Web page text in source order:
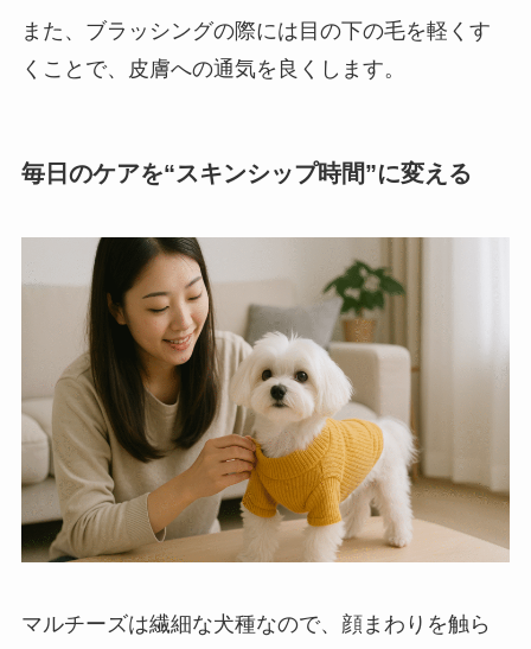
また、ブラッシングの際には目の下の毛を軽くす
くことで、皮膚への通気を良くします。
毎日のケアを“スキンシップ時間”に変える
マルチーズは繊細な犬種なので、顔まわりを触ら